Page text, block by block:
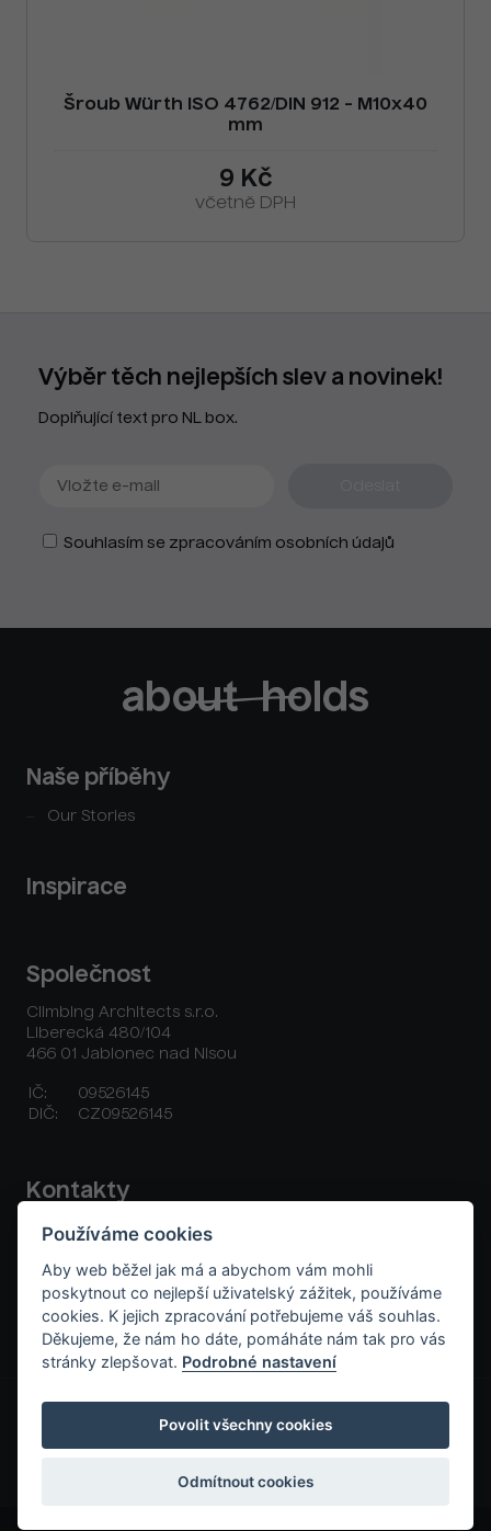
Šroub Würth ISO 4762/DIN 912 - M10x40
mm
9 Kč
včetně DPH
Výběr těch nejlepších slev a novinek!
Doplňující text pro NL box.
Souhlasím se zpracováním osobních údajů
Naše příběhy
Our Stories
Inspirace
Společnost
Climbing Architects s.r.o.
Liberecká 480/104
466 01 Jablonec nad Nisou
IČ:
09526145
DIČ:
CZ09526145
Kontakty
+420 777 702 305
Používáme cookies
Aby web běžel jak má a abychom vám mohli
poskytnout co nejlepší uživatelský zážitek, používáme
cookies. K jejich zpracování potřebujeme váš souhlas.
Děkujeme, že nám ho dáte, pomáháte nám tak pro vás
stránky zlepšovat. Podrobné nastavení
Povolit všechny cookies
Odmítnout cookies